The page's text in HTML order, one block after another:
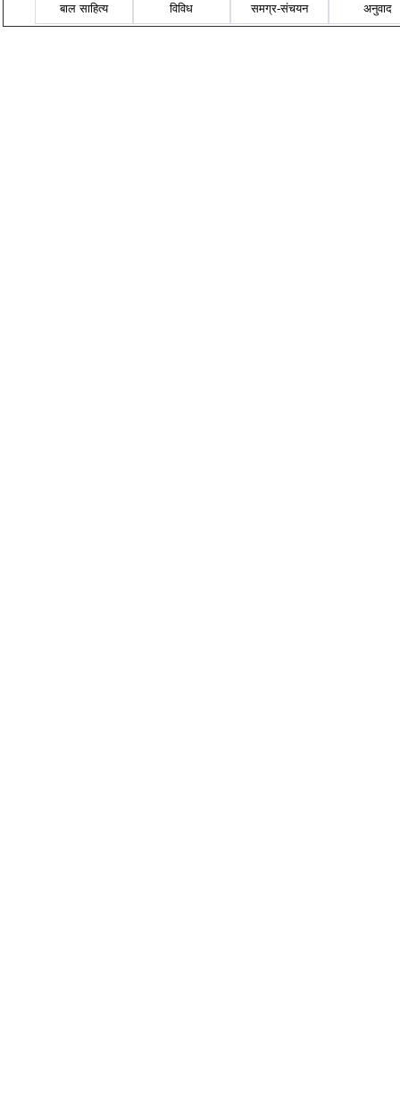
बाल साहित्य विविध समग्र-संचयन अनुवाद